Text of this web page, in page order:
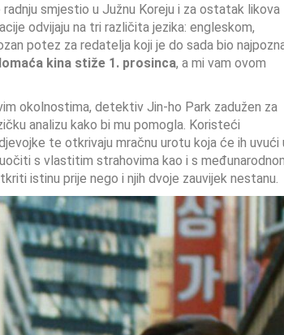
smjestio u Južnu Koreju i za ostatak likova
odvijaju na tri različita jezika: engleskom,
potez za redatelja koji je do sada bio
kina stiže 1. prosinca, a mi vam ovom
okolnostima, detektiv Jin-ho Park zadužen za
analizu kako bi mu pomogla. Koristeći
te otkrivaju mračnu urotu koja će ih uvući
s vlastitim strahovima kao i s
istinu prije nego i njih dvoje zauvijek nestanu.